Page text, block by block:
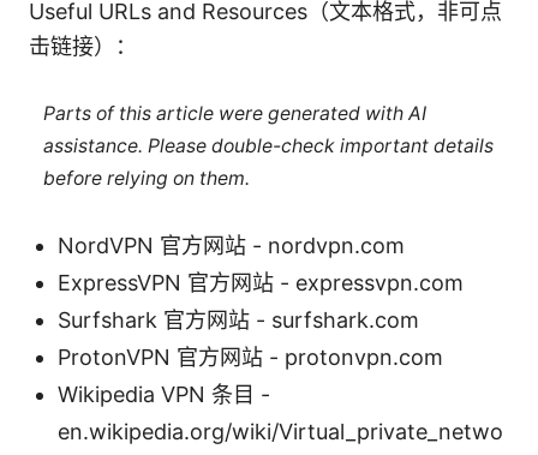
Useful URLs and Resources（文本格式，非可点
击链接）：
Parts of this article were generated with AI
assistance. Please double-check important details
before relying on them.
NordVPN 官方网站 - nordvpn.com
ExpressVPN 官方网站 - expressvpn.com
Surfshark 官方网站 - surfshark.com
ProtonVPN 官方网站 - protonvpn.com
Wikipedia VPN 条目 -
en.wikipedia.org/wiki/Virtual_private_netwo